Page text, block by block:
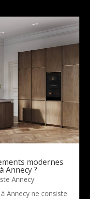
modernes
Annecy ?
Annecy
Annecy ne consiste